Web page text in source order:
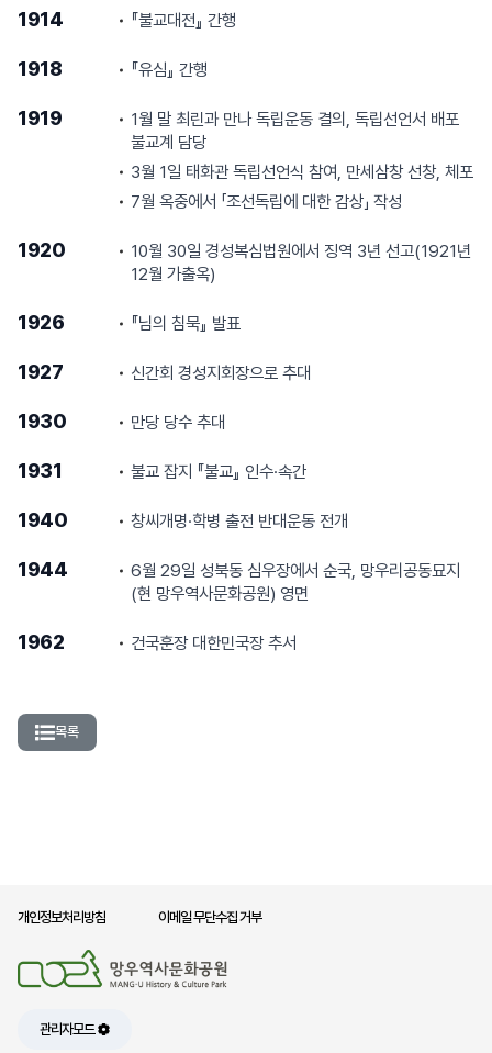
1914 『불교대전』 간행
1918 『유심』 간행
1919
1월 말 최린과 만나 독립운동 결의, 독립선언서 배포
불교계 담당
3월 1일 태화관 독립선언식 참여, 만세삼창 선창, 체포
7월 옥중에서 「조선독립에 대한 감상」 작성
1920
10월 30일 경성복심법원에서 징역 3년 선고(1921년
12월 가출옥)
1926 『님의 침묵』 발표
1927 신간회 경성지회장으로 추대
1930 만당 당수 추대
1931 불교 잡지 『불교』 인수·속간
1940 창씨개명·학병 출전 반대운동 전개
1944
6월 29일 성북동 심우장에서 순국, 망우리공동묘지
(현 망우역사문화공원) 영면
1962 건국훈장 대한민국장 추서
목록
개인정보처리방침 이메일 무단수집 거부
관리자모드